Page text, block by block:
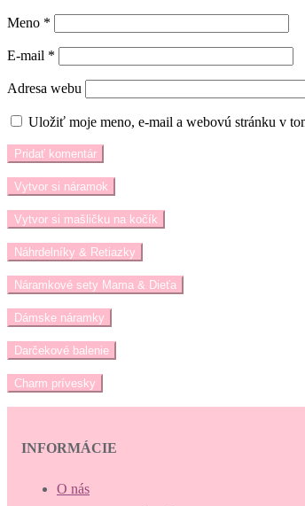
Meno *
E-mail *
Adresa webu
Uložiť moje meno, e-mail a webovú stránku v
Vytvor si náramok
Vytvor si mašličku na kočík
Náhrdelníky & Retiazky
Náramkové sety Mama & Dieťa
Dámske náramky
Darčekové balenie
Charm prívesky
INFORMÁCIE
O nás